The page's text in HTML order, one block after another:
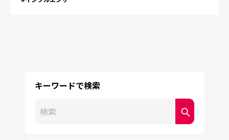
キーワードで検索
これは、自動候補機能付きの検索フィールドです。